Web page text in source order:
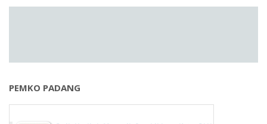
PEMKO PADANG